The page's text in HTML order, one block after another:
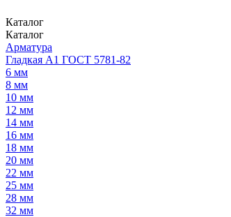
Каталог
Каталог
Арматура
Гладкая А1 ГОСТ 5781-82
6 мм
8 мм
10 мм
12 мм
14 мм
16 мм
18 мм
20 мм
22 мм
25 мм
28 мм
32 мм